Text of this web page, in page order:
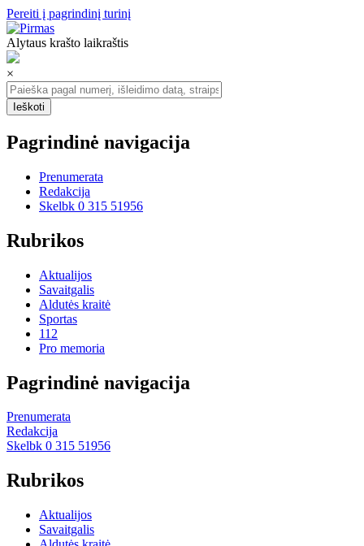
Pereiti į pagrindinį turinį
Alytaus krašto laikraštis
×
Pagrindinė navigacija
Prenumerata
Redakcija
Skelbk 0 315 51956
Rubrikos
Aktualijos
Savaitgalis
Aldutės kraitė
Sportas
112
Pro memoria
Pagrindinė navigacija
Prenumerata
Redakcija
Skelbk 0 315 51956
Rubrikos
Aktualijos
Savaitgalis